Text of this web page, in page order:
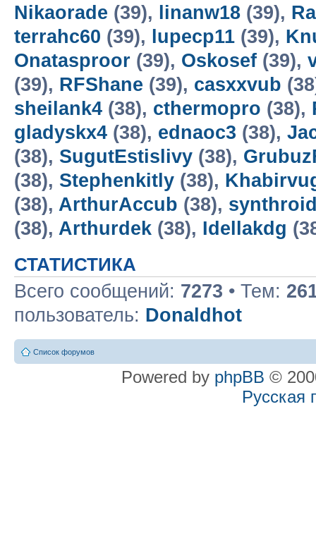
Nikaorade (39), linanw18 (39),
terrahc60 (39), lupecp11 (39),
Onatasproor (39), Oskosef (39),
(39), RFShane (39), casxxvub
sheilank4 (38), cthermopro (38),
gladyskx4 (38), ednaoc3 (38),
(38), SugutEstislivy (38),
(38), Stephenkitly (38),
(38), ArthurAccub (38),
(38), Arthurdek (38), Idellakdg
СТАТИСТИКА
Всего сообщений: 7273 • Тем:
пользователь: Donaldhot
Список форумов
Powered by phpBB ©
Русская